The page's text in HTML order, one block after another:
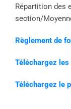
Répartition des
section/
Règlement de
Téléchargez les
Téléchargez le